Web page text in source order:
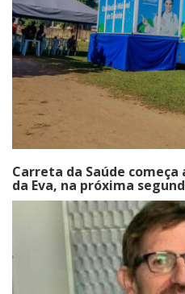
Carreta da Saúde
da Eva, na próxima